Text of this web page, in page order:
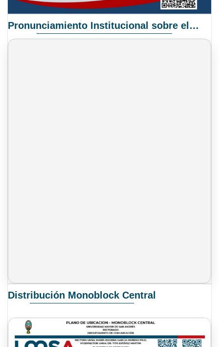
Pronunciamiento Institucional sobre el Proyecto de Ley N° 068/2025-2026 C.S.
Distribución Monoblock Central